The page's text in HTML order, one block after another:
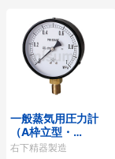
一般蒸気用圧力計
（A枠立型・
φ100）
右下精器製造